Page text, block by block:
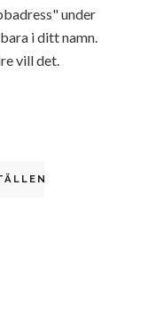
under
i ditt namn.
vill det.